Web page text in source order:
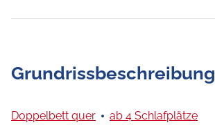
Grundrissbeschreibung
Doppelbett quer ab 4 Schlafplätze